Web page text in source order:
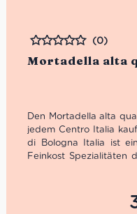
Mortadella alta
Bewertet
(0)
Den Mortadella alta
jedem Centro Italia
di Bologna Italia ist
Feinkost Spezialitäten
Italia kannst du dir
immer frisch